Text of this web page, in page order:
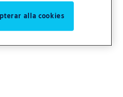
alla cookies